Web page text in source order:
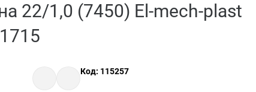
22/1,0 (7450) El-mech-plast
Код: 115257